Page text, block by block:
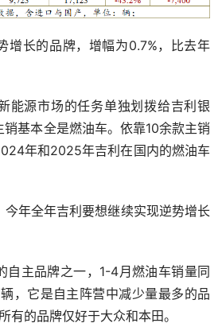
增长的品牌，增幅为0.7%，比去年
能源市场的任务单独划拨给吉利银
基本全是燃油车。依靠10余款主销
年和2025年吉利在国内的燃油车
今年全年吉利要想继续实现逆势增长
自主品牌之一，1-4月燃油车销量同
，它是自主阵营中减少量最多的品
有的品牌仅好于大众和本田。